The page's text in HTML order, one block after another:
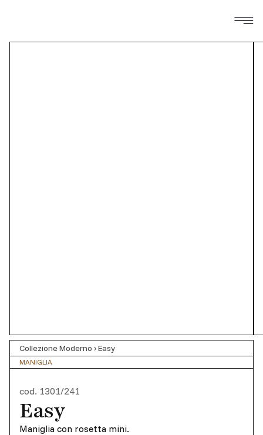
Collezione Moderno ›Easy
MANIGLIA
cod. 1301/241
Easy
Maniglia con rosetta mini.